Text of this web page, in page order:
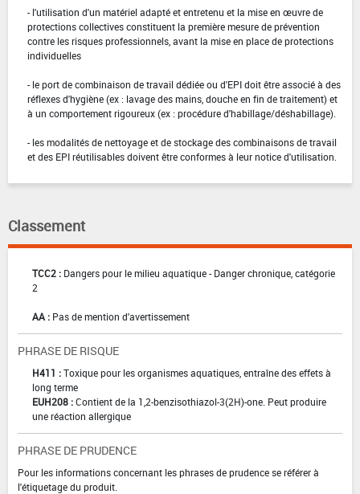
- l'utilisation d'un matériel adapté et entretenu et la mise en œuvre de
protections collectives constituent la première mesure de prévention
contre les risques professionnels, avant la mise en place de protections
individuelles
- le port de combinaison de travail dédiée ou d'EPI doit être associé à des
réflexes d'hygiène (ex : lavage des mains, douche en fin de traitement) et
à un comportement rigoureux (ex : procédure d'habillage/déshabillage).
- les modalités de nettoyage et de stockage des combinaisons de travail
et des EPI réutilisables doivent être conformes à leur notice d'utilisation.
Classement
TCC2 : Dangers pour le milieu aquatique - Danger chronique, catégorie
2
AA : Pas de mention d'avertissement
PHRASE DE RISQUE
H411 :Toxique pour les organismes aquatiques, entraîne des effets à
long terme
EUH208 :Contient de la 1,2-benzisothiazol-3(2H)-one. Peut produire
une réaction allergique
PHRASE DE PRUDENCE
Pour les informations concernant les phrases de prudence se référer à
l'étiquetage du produit.